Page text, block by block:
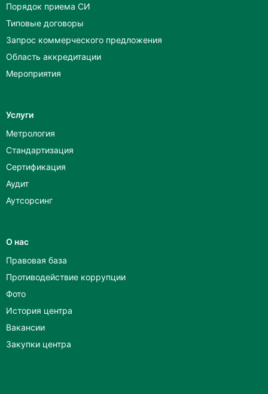
Порядок приема СИ
Типовые договоры
Запрос коммерческого предложения
Область аккредитации
Мероприятия
Услуги
Метрология
Стандартизация
Сертификация
Аудит
Аутсорсинг
О нас
Правовая база
Противодействие коррупции
Фото
История центра
Вакансии
Закупки центра